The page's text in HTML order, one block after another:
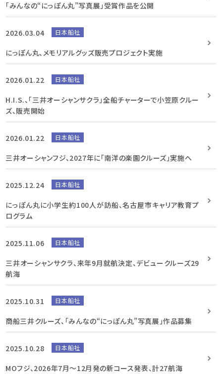
「みんなの“にっぽん丸”写真展」受賞作品を公開
2026.03.04 日本船社
にっぽん丸、メモリアルグッズ販売プロジェクト実施
2026.01.22 日本船社
H.I.S.、「三井オーシャンサクラ」全船チャーターで小笠原クルー
ズ、販売開始
2026.01.22 日本船社
三井オーシャンフジ、2027年に「南洋の楽園クルーズ」実施へ
2025.12.24 日本船社
にっぽん丸に小学生約100人が訪船、名古屋市キャリア教育プ
ログラム
2025.11.06 日本船社
三井オーシャンサクラ、来年9月就航決定、デビュークルーズ29
航海
2025.10.31 日本船社
商船三井クルーズ、「みんなの“にっぽん丸”写真展」作品募集
2025.10.28 日本船社
MOフジ、2026年7月～12月発の新コース発表、計27航海